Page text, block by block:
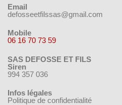
Email
defosseetfilssas@gmail.com
Mobile
06 16 70 73 59
SAS DEFOSSE ET FILS
Siren
994 357 036
Infos légales
Politique de confidentialité